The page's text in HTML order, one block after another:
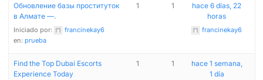
Обновление базы проституток
в Алмате —.
Iniciado por:
francinekay6
en: prueba
1 1
hace 6 días, 22
horas
francinekay6
Find the Top Dubai Escorts
Experience Today
1 1
hace 1 semana,
1 día